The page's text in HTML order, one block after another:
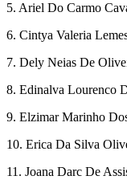
5. Ariel Do Carmo
6. Cintya Valeria
7. Dely Neias De
8. Edinalva Lourenco
9. Elzimar Marinho
10. Erica Da Silva
11. Joana Darc De